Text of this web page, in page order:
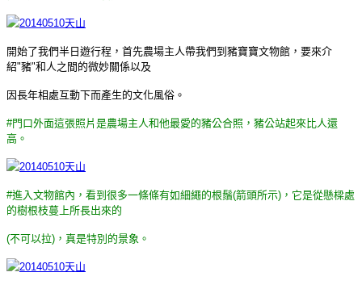
開始了我們半日遊行程，首先農場主人帶我們到豬寶寶文物館，要來介
紹"豬"和人之間的微妙關係以及
因長年相處互動下而產生的文化風俗。
#門口外面這張照片是農場主人和他最愛的豬公合照，豬公站起來比人還
高。
#進入文物館內，看到很多一條條有如細繩的根鬚(箭頭所示)，它是從懸樑處
的樹根枝蔓上所長出來的
(不可以拉)，真是特別的景象。